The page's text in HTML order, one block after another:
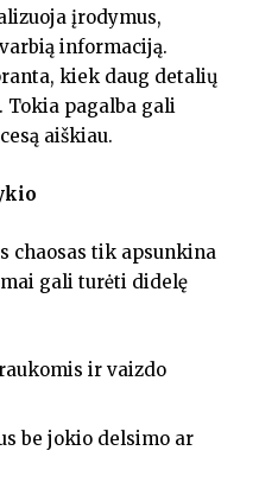
įrodymus,
informaciją.
kiek daug detalių
Tokia pagalba gali
aiškiau.
chaosas tik apsunkina
gali turėti didelę
ir vaizdo
be jokio delsimo ar